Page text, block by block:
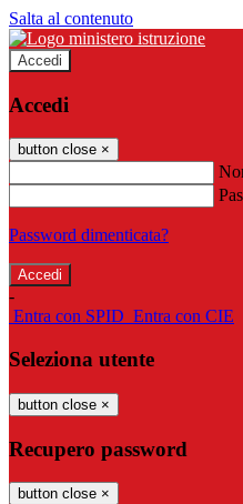
Salta al contenuto
Accedi
Accedi
button close ×
Password dimenticata?
-
Entra con SPID Entra con CIE
Seleziona utente
button close ×
Recupero password
button close ×